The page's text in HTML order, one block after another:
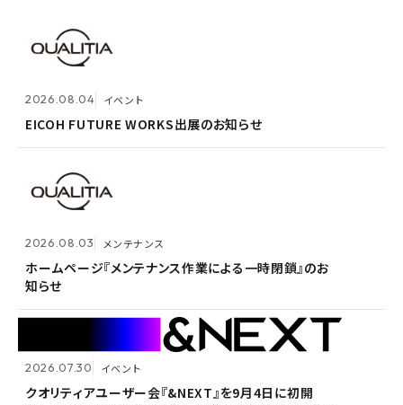
2026.08.04 イベント
EICOH FUTURE WORKS出展のお知らせ
2026.08.03 メンテナンス
ホームページ『メンテナンス作業による一時閉鎖』のお
知らせ
2026.07.30 イベント
クオリティアユーザー会『&NEXT』を9月4日に初開
2026.07.30
クオリティアユーザー会『&NEXT』を9月4日に初開
催 〜リアルな交流を通じて、経営理念「つなげる・つな
がる想いを未来へつなぐ」を体現〜
Active! gate SS、SaaS型メール誤送信防止市場でシ
ェア1位を3年連続獲得
2026.07.09 自社ウェビナー
2026.08.03 メンテナンス
ホームページ『メンテナンス作業による一時閉鎖』のお
2026.05.14 メンテナンス
ホームページ『メンテナンス作業による一時閉鎖』のお